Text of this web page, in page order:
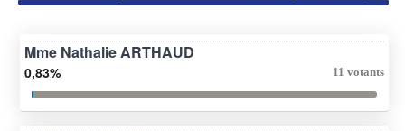
Mme Nathalie ARTHAUD
0,83% 11 votants